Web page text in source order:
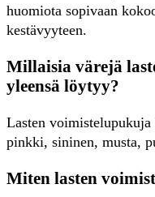
huomiota sopivaan
kestävyyteen.
Millaisia värejä
yleensä löytyy?
Lasten
pinkki, sininen, musta,
Miten lasten